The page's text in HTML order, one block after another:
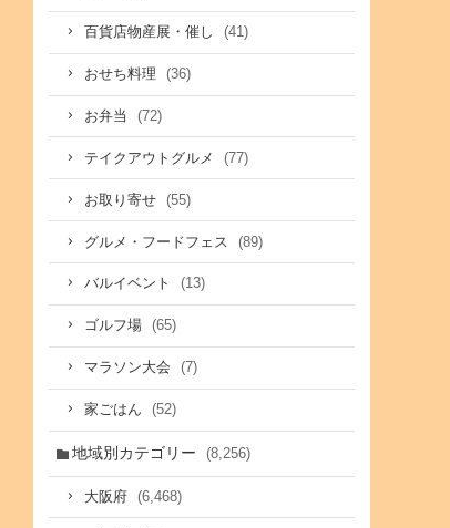
百貨店物産展・催し (41)
おせち料理 (36)
お弁当 (72)
テイクアウトグルメ (77)
お取り寄せ (55)
グルメ・フードフェス (89)
バルイベント (13)
ゴルフ場 (65)
マラソン大会 (7)
家ごはん (52)
地域別カテゴリー (8,256)
大阪府 (6,468)